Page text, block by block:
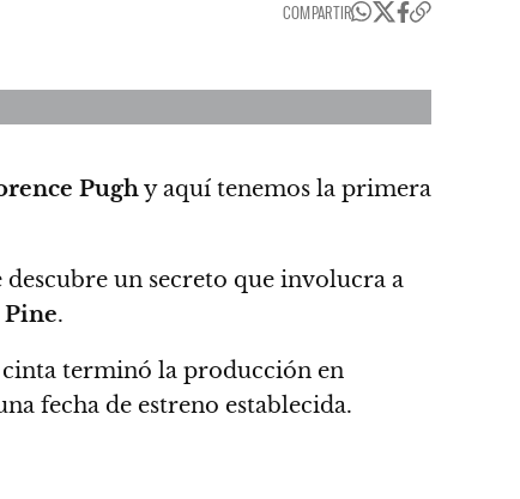
COMPARTIR
Pughy aquí tenemos la primera
descubre un secreto que involucra a
.
terminó la producción en
fecha de estreno establecida.